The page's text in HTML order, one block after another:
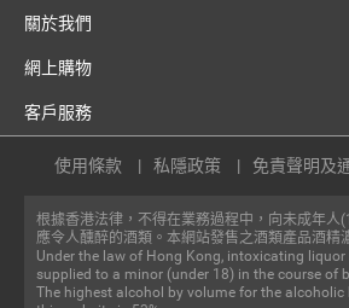
關於我們
網上購物
客戶服務
根據香港法律，不得在業務過程中，向未成年人
應令人醺醉的酒類。本網站發售之酒類產品酒精
Under the law of Hong Kong, intoxicating
supplied to a minor (under 18) in the course of
The highest alcohol by volume for the alcoholic
使用條款 私隱政策 免責聲明及